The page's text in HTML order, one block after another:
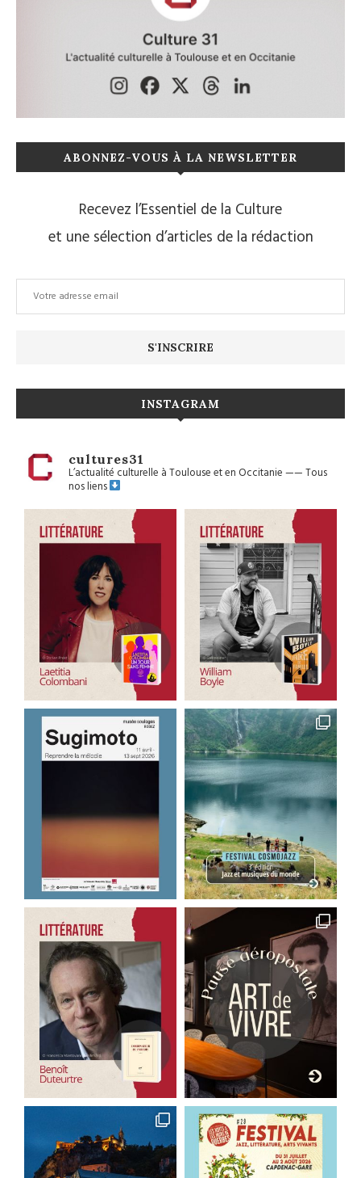
ABONNEZ-VOUS À LA NEWSLETTER
Recevez l’Essentiel de la Culture
et une sélection d’articles de la rédaction
INSTAGRAM
cultures31
L’actualité culturelle à Toulouse et en Occitanie——Tous
nos liens